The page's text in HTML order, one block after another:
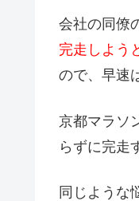
会社の同僚
完走しよう
ので、早速
京都マラソ
らずに完走
同じような